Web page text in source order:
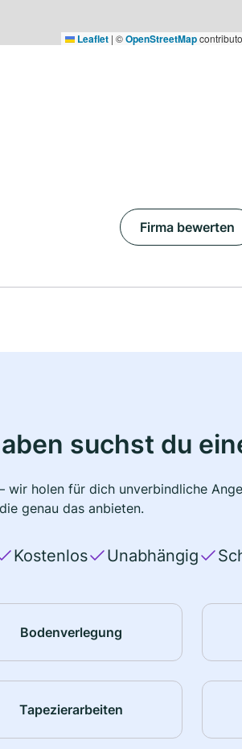
Leaflet | ©OpenStreetMap
Firma bewerten
suchst du
holen für dich unverbindliche
die genau das anbieten.
Kostenlos Unabhängig
Bodenverlegung
Tapezierarbeiten